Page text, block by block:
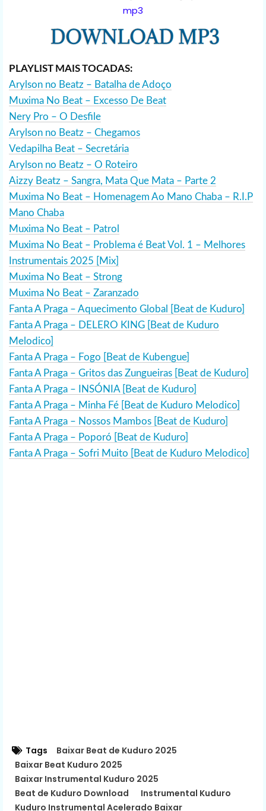
mp3
PLAYLIST MAIS TOCADAS:
Arylson no Beatz – Batalha de Adoço
Muxima No Beat – Excesso De Beat
Nery Pro – O Desfile
Arylson no Beatz – Chegamos
Vedapilha Beat – Secretária
Arylson no Beatz – O Roteiro
Aizzy Beatz – Sangra, Mata Que Mata – Parte 2
Muxima No Beat – Homenagem Ao Mano Chaba – R.I.P
Mano Chaba
Muxima No Beat – Patrol
Muxima No Beat – Problema é Beat Vol. 1 – Melhores
Instrumentais 2025 [Mix]
Muxima No Beat – Strong
Muxima No Beat – Zaranzado
Fanta A Praga – Aquecimento Global [Beat de Kuduro]
Fanta A Praga – DELERO KING [Beat de Kuduro
Melodico]
Fanta A Praga – Fogo [Beat de Kubengue]
Fanta A Praga – Gritos das Zungueiras [Beat de Kuduro]
Fanta A Praga – INSÓNIA [Beat de Kuduro]
Fanta A Praga – Minha Fé [Beat de Kuduro Melodico]
Fanta A Praga – Nossos Mambos [Beat de Kuduro]
Fanta A Praga – Poporó [Beat de Kuduro]
Fanta A Praga – Sofri Muito [Beat de Kuduro Melodico]
Tags
Baixar Beat de Kuduro 2025
Baixar Beat Kuduro 2025
Baixar Instrumental Kuduro 2025
Beat de Kuduro Download
Instrumental Kuduro
Kuduro Instrumental Acelerado Baixar